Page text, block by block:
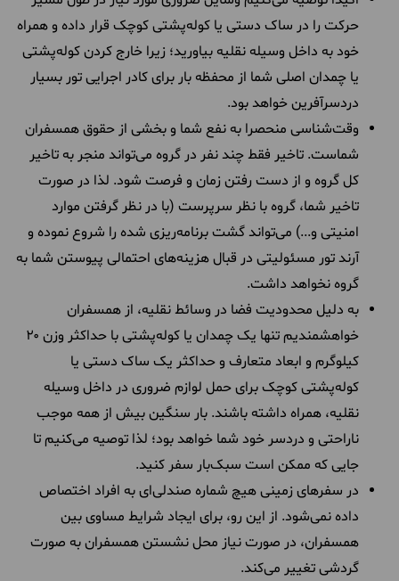
حرکت را در ساک دستی یا کوله‌پشتی کوچک قرار داده و همراه
خود به داخل وسیله نقلیه بیاورید؛ زیرا خارج کردن کوله‌پشتی
یا چمدان اصلی شما از محفظه بار برای کادر اجرایی تور بسیار
دردسرآفرین خواهد بود.
وقت‌شناسی منحصرا به نفع شما و بخشی از حقوق همسفران
شماست. تاخیر فقط چند نفر در گروه می‌تواند منجر به تاخیر
کل گروه و از دست رفتن زمان و فرصت شود. لذا در صورت
تاخیر شما، گروه با نظر سرپرست (با در نظر گرفتن موارد
امنیتی و...) می‌تواند گشت برنامه‌ریزی شده را شروع نموده و
آرند تور مسئولیتی در قبال هزینه‌های احتمالی پیوستن شما به
گروه نخواهد داشت.
به دلیل محدودیت فضا در وسائط نقلیه، از همسفران
خواهشمندیم تنها یک چمدان یا کوله‌پشتی با حداکثر وزن ۲۰
کیلوگرم و ابعاد متعارف و حداکثر یک ساک دستی یا
کوله‌پشتی کوچک برای حمل لوازم ضروری در داخل وسیله
نقلیه، همراه داشته باشند. بار سنگین بیش از همه موجب
ناراحتی و دردسر خود شما خواهد بود؛ لذا توصیه می‌کنیم تا
جایی که ممکن است سبک‌بار سفر کنید.
در سفرهای زمینی هیچ شماره صندلی‌ای به افراد اختصاص
داده نمی‌شود. از این رو، برای ایجاد شرایط مساوی بین
همسفران، در صورت نیاز محل نشستن همسفران به ‌صورت
گردشی تغییر می‌کند.